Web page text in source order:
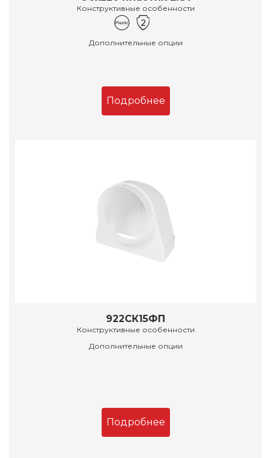
Конструктивные особенности
Дополнительные опции
Подробнее
922СК15ФП
Конструктивные особенности
Дополнительные опции
Подробнее